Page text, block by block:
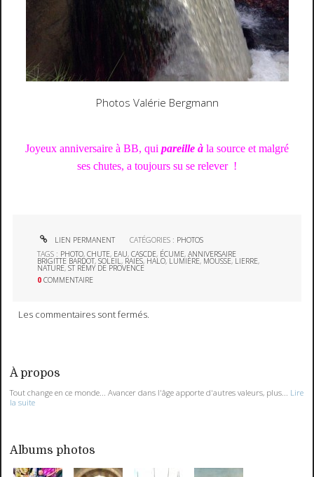
Photos Valérie Bergmann
Joyeux anniversaire à BB, qui pareille à la source et malgré
ses chutes, a toujours su se relever !
LIEN PERMANENT CATÉGORIES : PHOTOS
TAGS : PHOTO,CHUTE, EAU,CASCDE, ÉCUME,ANNIVERSAIRE
BRIGITTE BARDOT,SOLEIL, RAIES, HALO, LUMIÈRE, MOUSSE, LIERRE,
NATURE,ST RÉMY DE PROVENCE
0 COMMENTAIRE
Les commentaires sont fermés.
À propos
Tout change en ce monde... Avancer dans l'âge apporte d'autres valeurs, plus...
Lire
la suite
Albums photos